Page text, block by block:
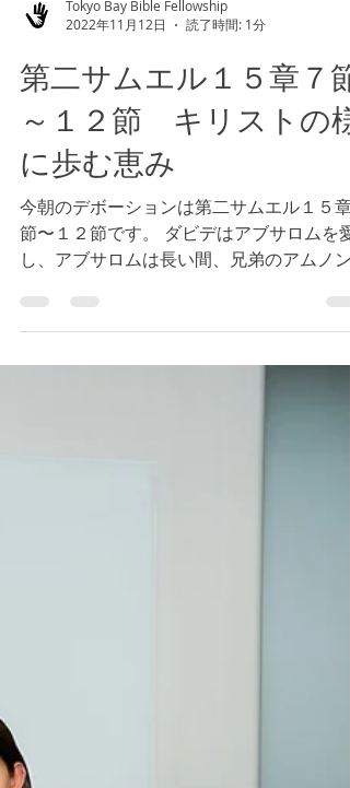
Tokyo Bay Bible Fellowship
2022年11月12日
第二サムエル１５章７節
～１２節 キリストの様
に歩む恵み
今朝のデボーションは第二サムエル１５章